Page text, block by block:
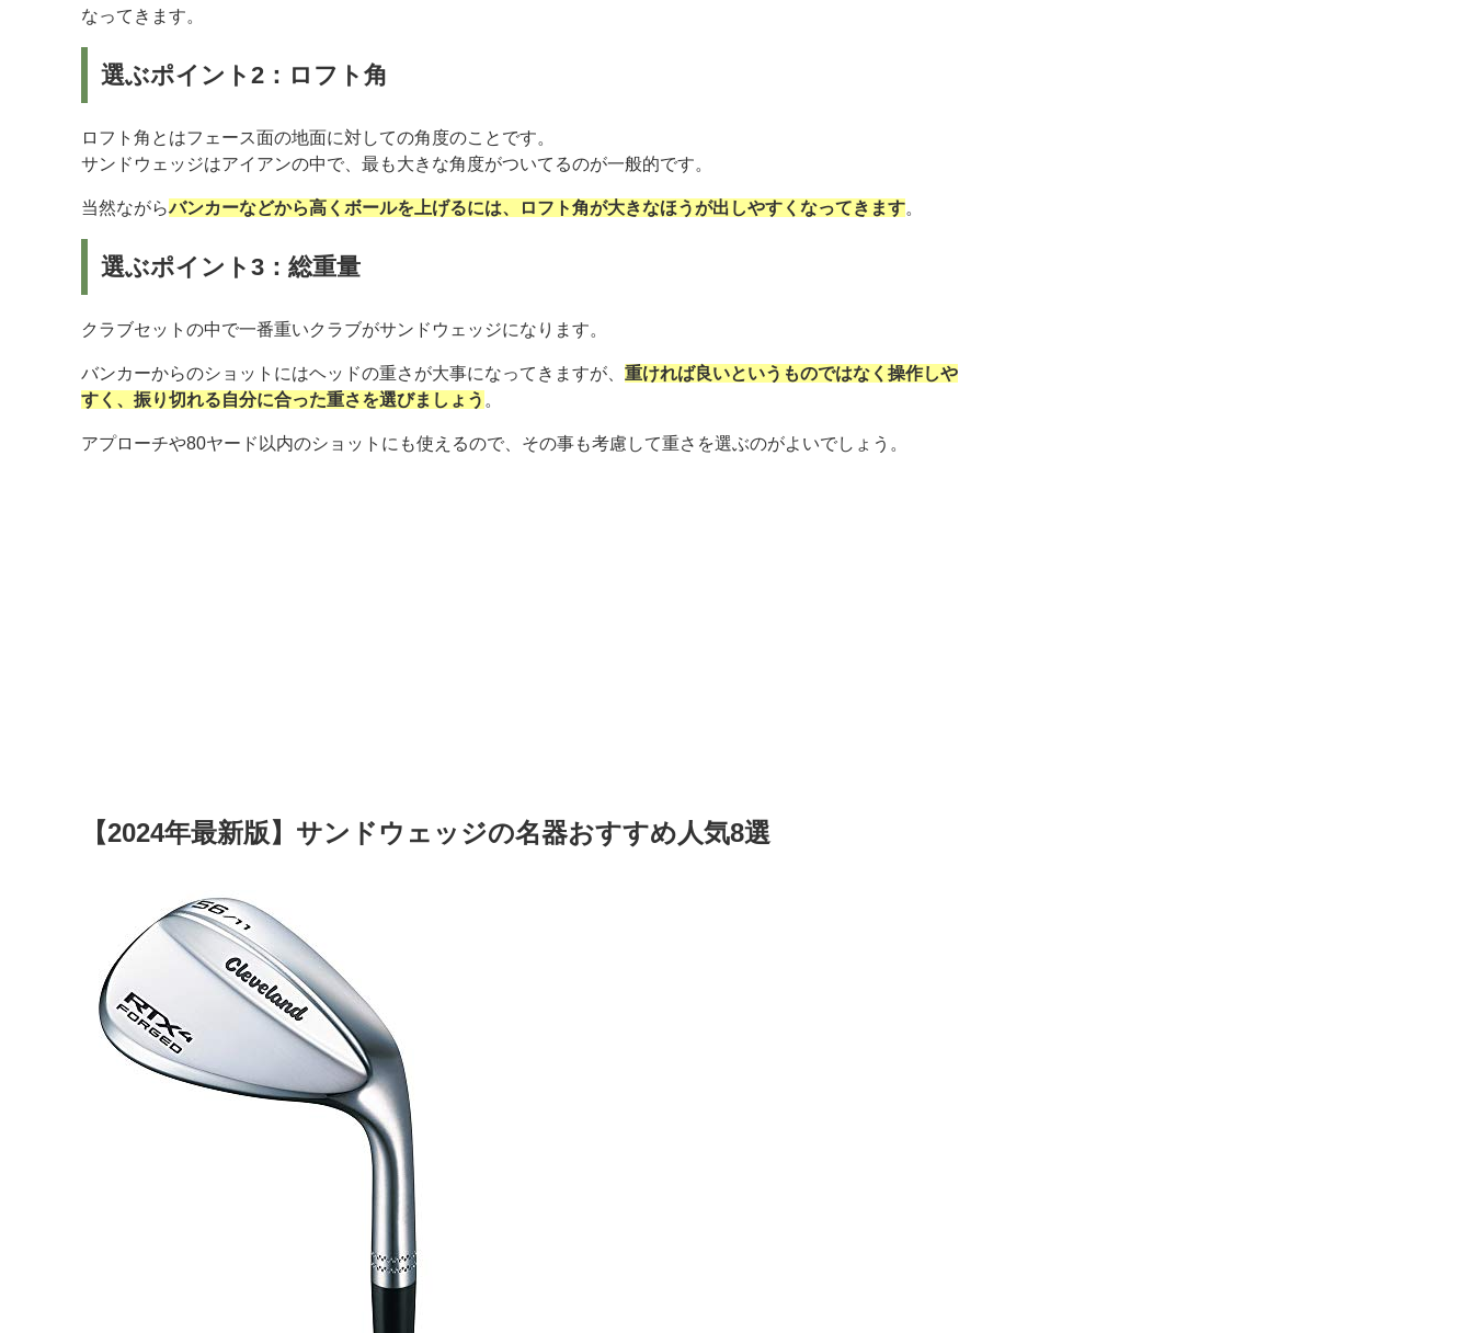
なってきます。
選ぶポイント2：ロフト角
ロフト角とはフェース面の地面に対しての角度のことです。
サンドウェッジはアイアンの中で、最も大きな角度がついてるのが一般的です。
当然ながらバンカーなどから高くボールを上げるには、ロフト角が大きなほうが出しやすくなってきます。
選ぶポイント3：総重量
クラブセットの中で一番重いクラブがサンドウェッジになります。
バンカーからのショットにはヘッドの重さが大事になってきますが、 重ければ良いというものではなく操作しや
すく、振り切れる自分に合った重さを選びましょう 。
アプローチや80ヤード以内のショットにも使えるので、その事も考慮して重さを選ぶのがよいでしょう。
【2024年最新版】サンドウェッジの名器おすすめ人気8選